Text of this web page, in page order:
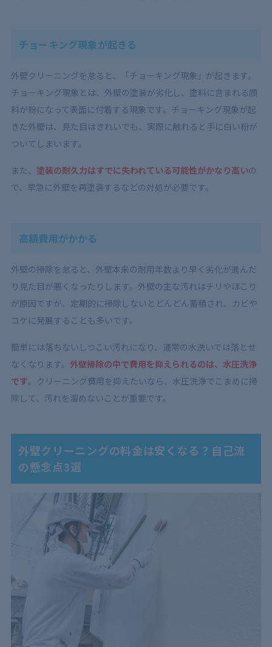
チョーキング現象が起きる
外壁クリーニングを怠ると、「チョーキング現象」が起きます。
チョーキング現象とは、外壁の塗装が劣化し、塗料に含まれる顔
料が粉になって表面に付着する現象です。チョーキング現象が起
きた外壁は、見た目はきれいでも、実際に触れると手に白い粉が
ついてしまいます。
また、 塗装の耐久力はすでに失われている可能性がかなり高いの
で、早急に外壁を再塗装するなどの対処が必要です。
高額費用がかかる
外壁の掃除を怠ると、外壁本来の耐用年数より早く劣化が進んだ
り見た目が悪くなったりします。外壁の主な汚れはチリやほこり
が原因ですが、定期的に掃除しないとどんどん蓄積され、カビや
コケに発展することも多いです。
簡単には落ちないしつこい汚れになり、通常の水洗いでは落とせ
なくなります。 外壁掃除の中で費用を抑えられるのは、水圧洗浄
です。クリーニング費用を抑えたいなら、水圧洗浄でこまめに掃
除して、汚れを溜めないことが重要です。
外壁クリーニングの料金は安くなる？自己流
の懸念点3選